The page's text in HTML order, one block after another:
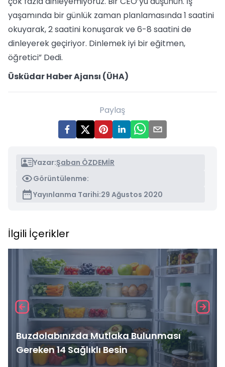
yaşamında bir günlük zaman planlamasında 1 saatini
okuyarak, 2 saatini konuşarak ve 6-8 saatini de
dinleyerek geçiriyor. Dinlemek iyi bir eğitmen,
öğretici” Dedi.
Üsküdar Haber Ajansı (ÜHA)
Paylaş
Yazar:Şaban ÖZDEMİR
Görüntülenme:
Yayınlanma Tarihi:29 Ağustos 2020
İlgili İçerikler
Buzdolabınızda Mutlaka Bulunması
Gereken 14 Sağlıklı Besin